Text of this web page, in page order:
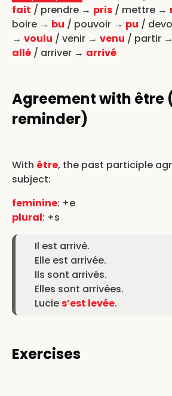
fait / prendre → pris / mettre →
boire → bu / pouvoir → pu /
→ voulu / venir → venu / partir →
allé / arriver → arrivé
Agreement with être
reminder)
With être, the past participle
subject:
feminine: +e
plural: +s
Il est arrivé.
Elle est arrivée.
Ils sont arrivés.
Elles sont arrivées.
Lucies’est levée.
Exercises